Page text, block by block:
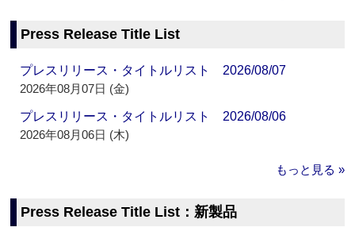
Press Release Title List
プレスリリース・タイトルリスト 2026/08/07
2026年08月07日 (金)
プレスリリース・タイトルリスト 2026/08/06
2026年08月06日 (木)
もっと見る »
Press Release Title List：新製品